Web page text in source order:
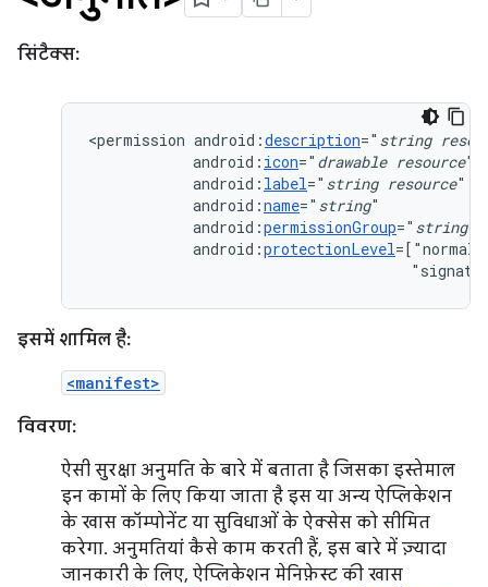
सिंटैक्स:
<permission android:description=" string
android: icon=" drawable resource
android: label=" string resource
android:name=" string
android:permissionGroup=" string
android:protectionLevel=["normal"
इसमें शामिल है:
<manifest>
विवरण:
ऐसी सुरक्षा अनुमति के बारे में बताता है जिसका इस्तेमाल
इन कामों के लिए किया जाता है इस या अन्य ऐप्लिकेशन
के खास कॉम्पोनेंट या सुविधाओं के ऐक्सेस को सीमित
करेगा. अनुमतियां कैसे काम करती हैं, इस बारे में ज़्यादा
जानकारी के लिए, ऐप्लिकेशन मेनिफ़ेस्ट की खास